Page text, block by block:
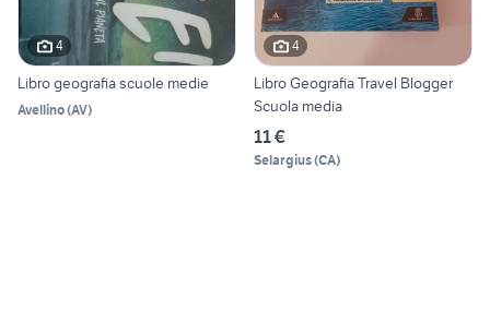
4
Libro geografia scuole medie
Avellino(AV)
4
Libro Geografia Travel Blogger
Scuola media
11 €
Selargius(CA)